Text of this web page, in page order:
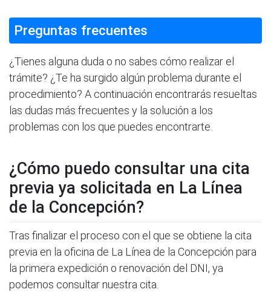
Preguntas frecuentes
¿Tienes alguna duda o no sabes cómo realizar el
trámite? ¿Te ha surgido algún problema durante el
procedimiento? A continuación encontrarás resueltas
las dudas más frecuentes y la solución a los
problemas con los que puedes encontrarte.
¿Cómo puedo consultar una cita
previa ya solicitada en La Línea
de la Concepción?
Tras finalizar el proceso con el que se obtiene la cita
previa en la oficina de La Línea de la Concepción para
la primera expedición o renovación del DNI, ya
podemos consultar nuestra cita.